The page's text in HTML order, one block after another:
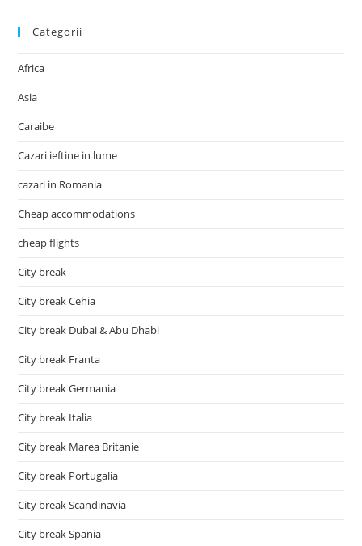
Categorii
Africa
Asia
Caraibe
Cazari ieftine in lume
cazari in Romania
Cheap accommodations
cheap flights
City break
City break Cehia
City break Dubai & Abu Dhabi
City break Franta
City break Germania
City break Italia
City break Marea Britanie
City break Portugalia
City break Scandinavia
City break Spania